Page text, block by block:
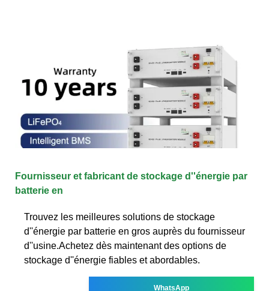
Fournisseur et fabricant de stockage d''énergie par
batterie en
Trouvez les meilleures solutions de stockage
d''énergie par batterie en gros auprès du fournisseur
d''usine.Achetez dès maintenant des options de
stockage d''énergie fiables et abordables.
WhatsApp